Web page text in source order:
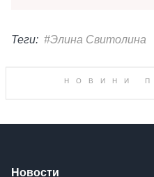
Теги: #Элина Свитолина